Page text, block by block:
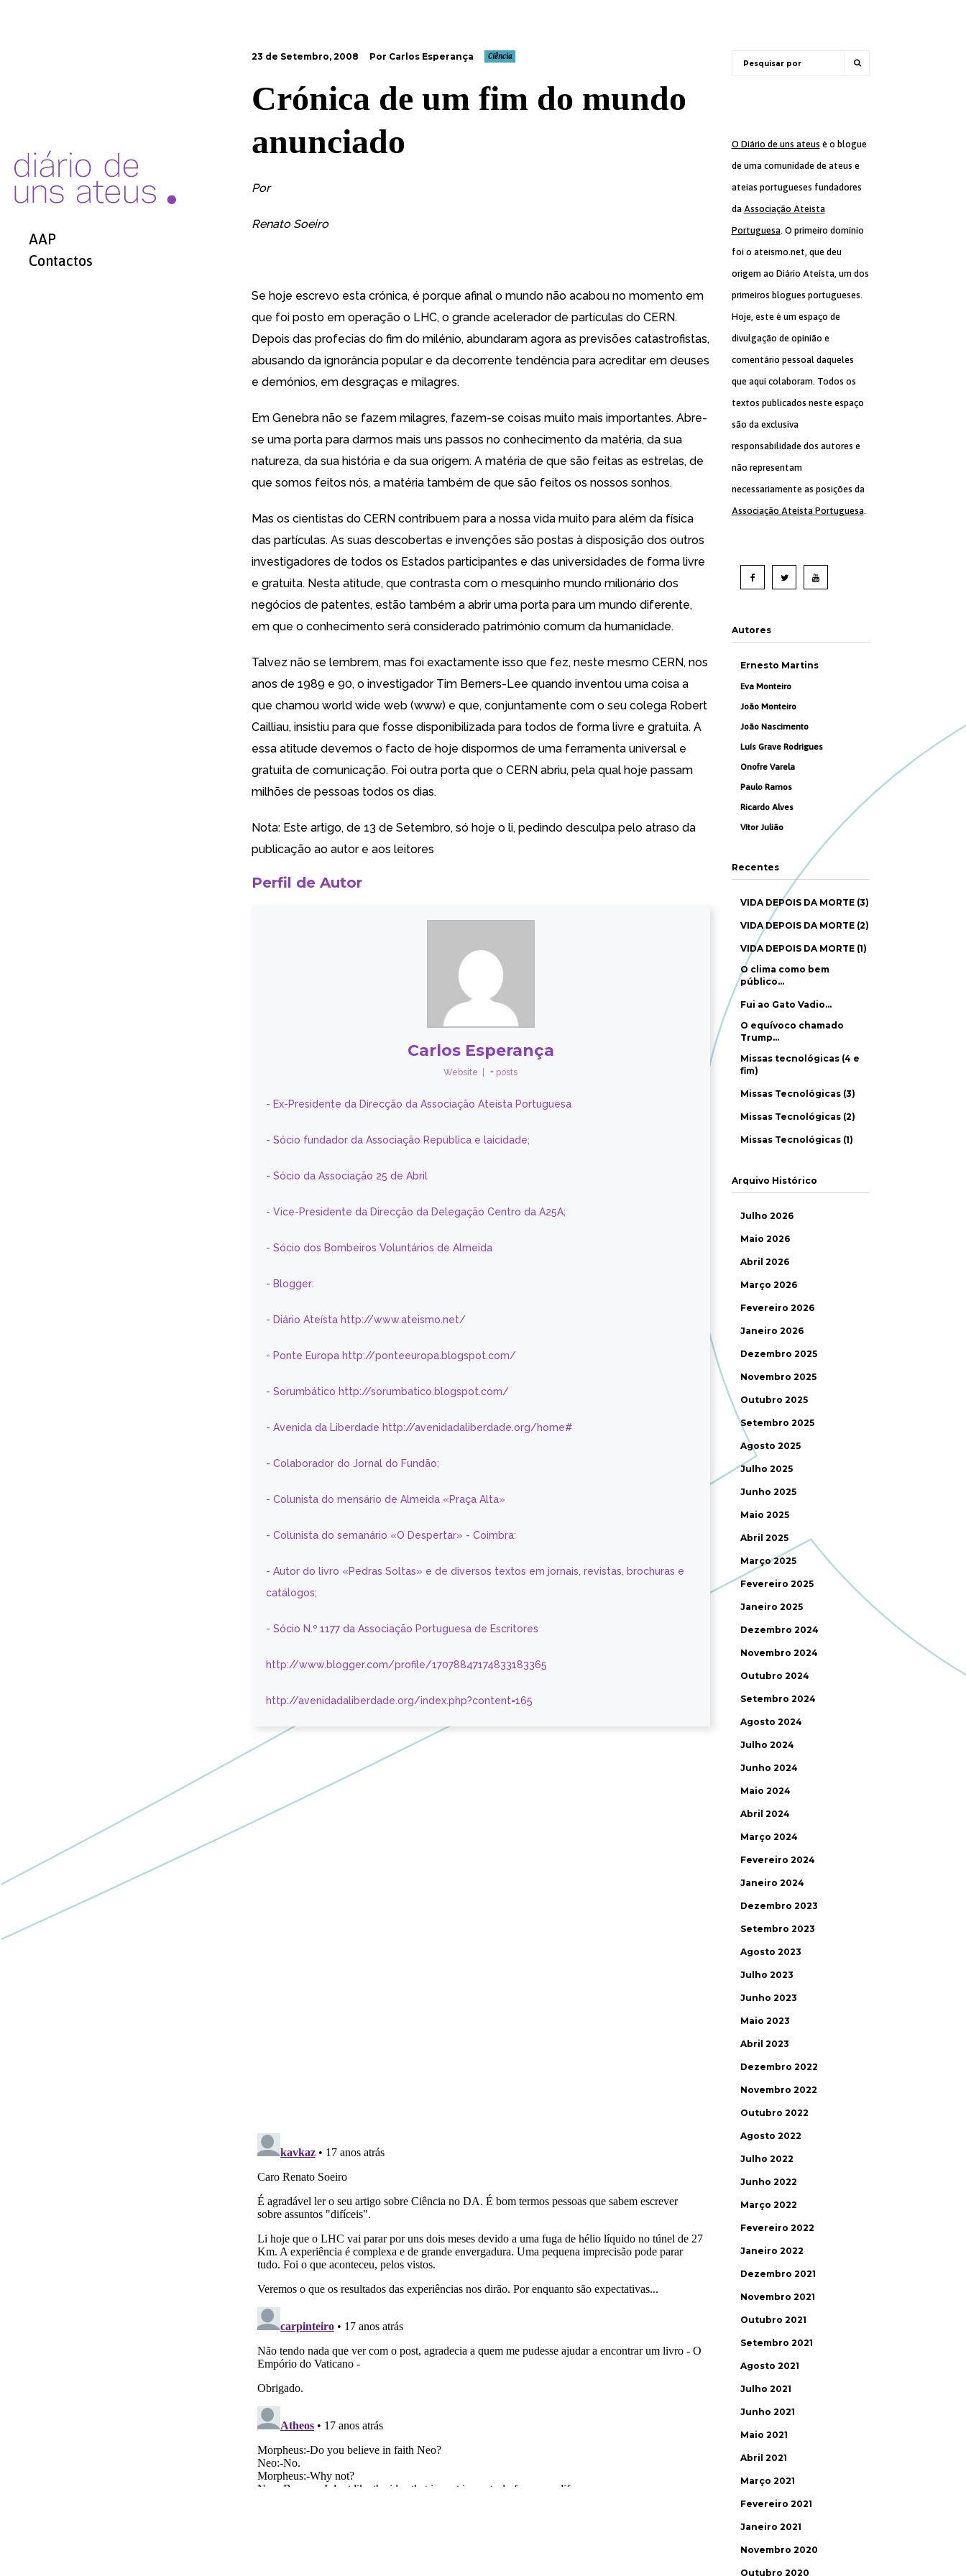
AAP
Contactos
23 de Setembro, 2008 Por Carlos Esperança Ciência
Crónica de um fim do mundo
anunciado
Por
Renato Soeiro
Se hoje escrevo esta crónica, é porque afinal o mundo não acabou no momento em
que foi posto em operação o LHC, o grande acelerador de partículas do CERN.
Depois das profecias do fim do milénio, abundaram agora as previsões catastrofistas,
abusando da ignorância popular e da decorrente tendência para acreditar em deuses
e demónios, em desgraças e milagres.
Em Genebra não se fazem milagres, fazem-se coisas muito mais importantes. Abre-
se uma porta para darmos mais uns passos no conhecimento da matéria, da sua
natureza, da sua história e da sua origem. A matéria de que são feitas as estrelas, de
que somos feitos nós, a matéria também de que são feitos os nossos sonhos.
Mas os cientistas do CERN contribuem para a nossa vida muito para além da física
das partículas. As suas descobertas e invenções são postas à disposição dos outros
investigadores de todos os Estados participantes e das universidades de forma livre
e gratuita. Nesta atitude, que contrasta com o mesquinho mundo milionário dos
negócios de patentes, estão também a abrir uma porta para um mundo diferente,
em que o conhecimento será considerado património comum da humanidade.
Talvez não se lembrem, mas foi exactamente isso que fez, neste mesmo CERN, nos
anos de 1989 e 90, o investigador Tim Berners-Lee quando inventou uma coisa a
que chamou world wide web (www) e que, conjuntamente com o seu colega Robert
Cailliau, insistiu para que fosse disponibilizada para todos de forma livre e gratuita. A
essa atitude devemos o facto de hoje dispormos de uma ferramenta universal e
gratuita de comunicação. Foi outra porta que o CERN abriu, pela qual hoje passam
milhões de pessoas todos os dias.
Nota: Este artigo, de 13 de Setembro, só hoje o li, pedindo desculpa pelo atraso da
publicação ao autor e aos leitores
Perfil de Autor
Carlos Esperança
Website + posts
- Ex-Presidente da Direcção da Associação Ateísta Portuguesa
- Sócio fundador da Associação República e laicidade;
- Sócio da Associação 25 de Abril
- Vice-Presidente da Direcção da Delegação Centro da A25A;
- Sócio dos Bombeiros Voluntários de Almeida
- Blogger:
- Diário Ateísta http://www.ateismo.net/
- Ponte Europa http://ponteeuropa.blogspot.com/
- Sorumbático http://sorumbatico.blogspot.com/
- Avenida da Liberdade http://avenidadaliberdade.org/home#
- Colaborador do Jornal do Fundão;
- Colunista do mensário de Almeida «Praça Alta»
- Colunista do semanário «O Despertar» - Coimbra:
- Autor do livro «Pedras Soltas» e de diversos textos em jornais, revistas, brochuras e
catálogos;
- Sócio N.º 1177 da Associação Portuguesa de Escritores
http://www.blogger.com/profile/17078847174833183365
http://avenidadaliberdade.org/index.php?content=165
O Diário de uns ateus é o blogue
de uma comunidade de ateus e
ateias portugueses fundadores
da Associação Ateísta
Portuguesa. O primeiro domínio
foi o ateismo.net, que deu
origem ao Diário Ateísta, um dos
primeiros blogues portugueses.
Hoje, este é um espaço de
divulgação de opinião e
comentário pessoal daqueles
que aqui colaboram. Todos os
textos publicados neste espaço
são da exclusiva
responsabilidade dos autores e
não representam
necessariamente as posições da
Associação Ateísta Portuguesa.
Autores
Ernesto Martins
Eva Monteiro
João Monteiro
João Nascimento
Luís Grave Rodrigues
Onofre Varela
Paulo Ramos
Ricardo Alves
Vítor Julião
Recentes
VIDA DEPOIS DA MORTE (3)
VIDA DEPOIS DA MORTE (2)
VIDA DEPOIS DA MORTE (1)
O clima como bem
público…
Fui ao Gato Vadio…
O equívoco chamado
Trump…
Missas tecnológicas (4 e
fim)
Missas Tecnológicas (3)
Missas Tecnológicas (2)
Missas Tecnológicas (1)
Arquivo Histórico
Julho 2026
Maio 2026
Abril 2026
Março 2026
Fevereiro 2026
Janeiro 2026
Dezembro 2025
Novembro 2025
Outubro 2025
Setembro 2025
Agosto 2025
Julho 2025
Junho 2025
Maio 2025
Abril 2025
Março 2025
Fevereiro 2025
Janeiro 2025
Dezembro 2024
Novembro 2024
Outubro 2024
Setembro 2024
Agosto 2024
Julho 2024
Junho 2024
Maio 2024
Abril 2024
Março 2024
Fevereiro 2024
Janeiro 2024
Dezembro 2023
Setembro 2023
Agosto 2023
Julho 2023
Junho 2023
Maio 2023
Abril 2023
Dezembro 2022
Novembro 2022
Outubro 2022
Agosto 2022
Julho 2022
Junho 2022
Março 2022
Fevereiro 2022
Janeiro 2022
Dezembro 2021
Novembro 2021
Outubro 2021
Setembro 2021
Agosto 2021
Julho 2021
Junho 2021
Maio 2021
Abril 2021
Março 2021
Fevereiro 2021
Janeiro 2021
Novembro 2020
Outubro 2020